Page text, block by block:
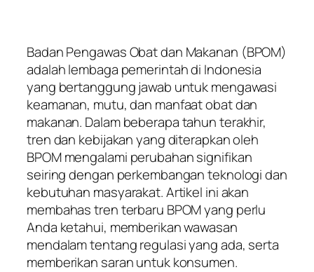
Badan Pengawas Obat dan Makanan (BPOM)
adalah lembaga pemerintah di Indonesia
yang bertanggung jawab untuk mengawasi
keamanan, mutu, dan manfaat obat dan
makanan. Dalam beberapa tahun terakhir,
tren dan kebijakan yang diterapkan oleh
BPOM mengalami perubahan signifikan
seiring dengan perkembangan teknologi dan
kebutuhan masyarakat. Artikel ini akan
membahas tren terbaru BPOM yang perlu
Anda ketahui, memberikan wawasan
mendalam tentang regulasi yang ada, serta
memberikan saran untuk konsumen.